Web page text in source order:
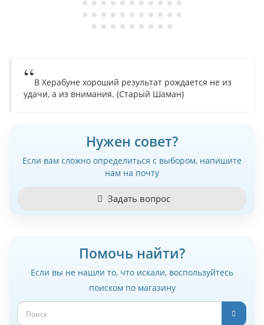
В Херабуне хороший результат рождается не из
удачи, а из внимания. (Старый Шаман)
Нужен совет?
Если вам сложно определиться с выбором, напишите
нам на почту
Задать вопрос
Помочь найти?
Если вы не нашли то, что искали, воспользуйтесь
поиском по магазину